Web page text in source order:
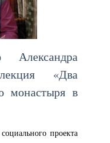
«Два
монастыря в
проекта